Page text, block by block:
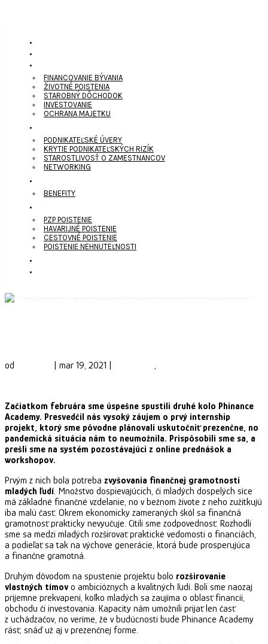
FINANCOVANIE BÝVANIA
ŽIVOTNÉ POISTENIA
STAROBNÝ DÔCHODOK
INVESTOVANIE
OCHRANA MAJETKU
PODNIKATEĽSKÉ ÚVERY
KRYTIE PODNIKATEĽSKÝCH RIZÍK
STAROSTLIVOSŤ O ZAMESTNANCOV
NETWORKING
BENEFITY
PZP POISTENIE
HAVARIJNÉ POISTENIE
CESTOVNÉ POISTENIE
POISTENIE NEHNUTEĽNOSTI
od mar 19, 2021 ,
Začiatkom februára sme úspešne spustili druhé kolo Phinance
Academy. Presvedčil nás vysoký záujem o prvý internship
projekt, ktorý sme pôvodne plánovali uskutočniť prezenčne, no
pandemická situácia nám to neumožnila. Prispôsobili sme sa, a
prešli sme na systém pozostávajúci z online prednášok a
workshopov.
Prvým z nich bola potreba zvyšovania finančnej gramotnosti
mladých ľudí. Množstvo dospievajúcich, či mladých dospelých síce
má základné finančné vzdelanie, no v bežnom živote z neho zužitkujú
iba malú časť. Okrem ekonomicky zameraných škôl sa finančná
gramotnosť prakticky nevyučuje. Cítili sme zodpovednosť. Rozhodli
sme sa medzi mladých rozširovať praktické vedomosti o financiách,
a podieľať sa tak na výchove generácie, ktorá bude prosperujúca
a finančne gramotná.
Druhým dôvodom na spustenie projektu bolo rozširovanie
vlastných tímov o ambicióznych a kvalitných ľudí. Boli sme naozaj
príjemne prekvapení, koľko mladých sa zaujíma o oblasť financií,
obchodu či investovania. Kapacity nám umožnili prijať len časť
z uchádzačov, no veríme, že v budúcnosti bude Phinance Academy
rásť, snáď už aj v prezenčnej forme.